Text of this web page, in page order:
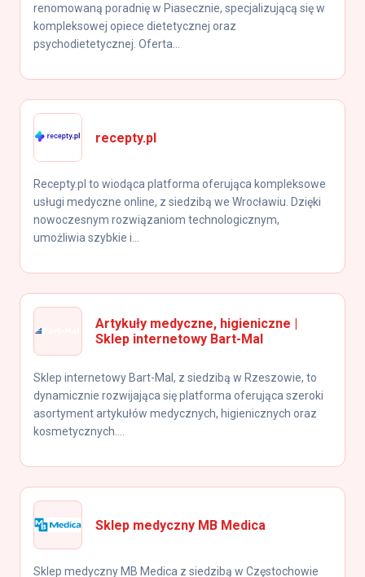
renomowaną poradnię w Piasecznie, specjalizującą się w
kompleksowej opiece dietetycznej oraz
psychodietetycznej. Oferta...
recepty.pl
Recepty.pl to wiodąca platforma oferująca kompleksowe
usługi medyczne online, z siedzibą we Wrocławiu. Dzięki
nowoczesnym rozwiązaniom technologicznym,
umożliwia szybkie i...
Artykuły medyczne, higieniczne |
Sklep internetowy Bart-Mal
Sklep internetowy Bart-Mal, z siedzibą w Rzeszowie, to
dynamicznie rozwijająca się platforma oferująca szeroki
asortyment artykułów medycznych, higienicznych oraz
kosmetycznych....
Sklep medyczny MB Medica
Sklep medyczny MB Medica z siedzibą w Częstochowie